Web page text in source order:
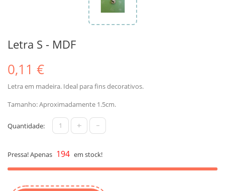
Letra S - MDF
0,11 €
Letra em madeira. Ideal para fins decorativos.
Tamanho: Aproximadamente 1.5cm.
Quantidade: + -
Pressa! Apenas 194 em stock!